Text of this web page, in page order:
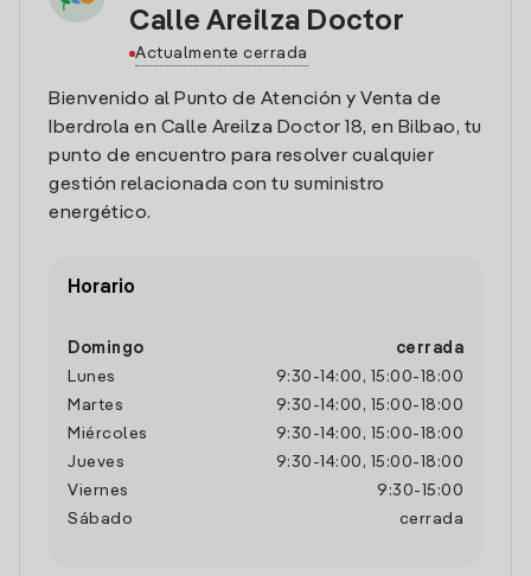
Calle Areilza Doctor
Actualmente cerrada
Bienvenido al Punto de Atención y Venta de
Iberdrola en Calle Areilza Doctor 18, en Bilbao, tu
punto de encuentro para resolver cualquier
gestión relacionada con tu suministro
energético.
Horario
Domingo
cerrada
Lunes
9:30 - 14:00 , 15:00- 18:00
Martes
9:30 - 14:00 , 15:00- 18:00
Miércoles
9:30 - 14:00 , 15:00- 18:00
Jueves
9:30 - 14:00 , 15:00- 18:00
Viernes
9:30- 15:00
Sábado
cerrada